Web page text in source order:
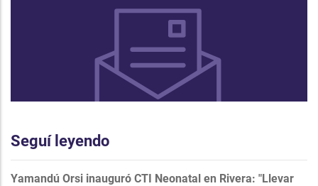
Seguí leyendo
Yamandú Orsi inauguró CTI Neonatal en Rivera: "Llevar